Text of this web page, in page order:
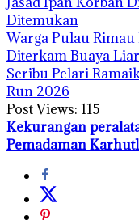
Ditemukan
Warga Pulau
Diterkam Buaya Liar
Seribu Pelari
Run 2026
Post Views: 115
Kekurangan
Pemadaman